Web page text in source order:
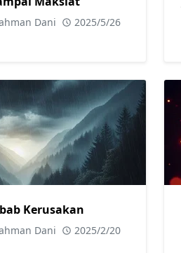
Dani 2025/5/26
Kerusakan
Dani 2025/2/20